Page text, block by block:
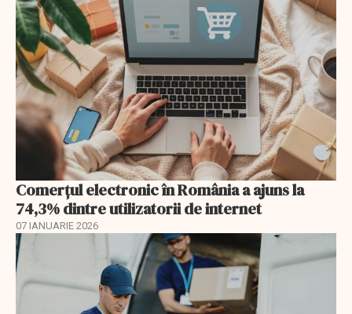
Comerțul electronic în România a ajuns la
74,3% dintre utilizatorii de internet
07 IANUARIE 2026